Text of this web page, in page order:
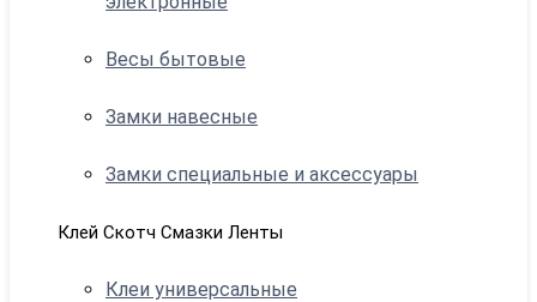
Весы бытовые
Замки навесные
Замки специальные и аксессуары
Клей Скотч Смазки Ленты
Клеи универсальные